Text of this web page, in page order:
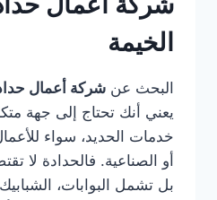
الخيمة
البحث عن شركة أعمال
يعني أنك تحتاج إلى جهة
خدمات الحديد، سواء
أو الصناعية. فالحدادة لا
بل تشمل البوابات،